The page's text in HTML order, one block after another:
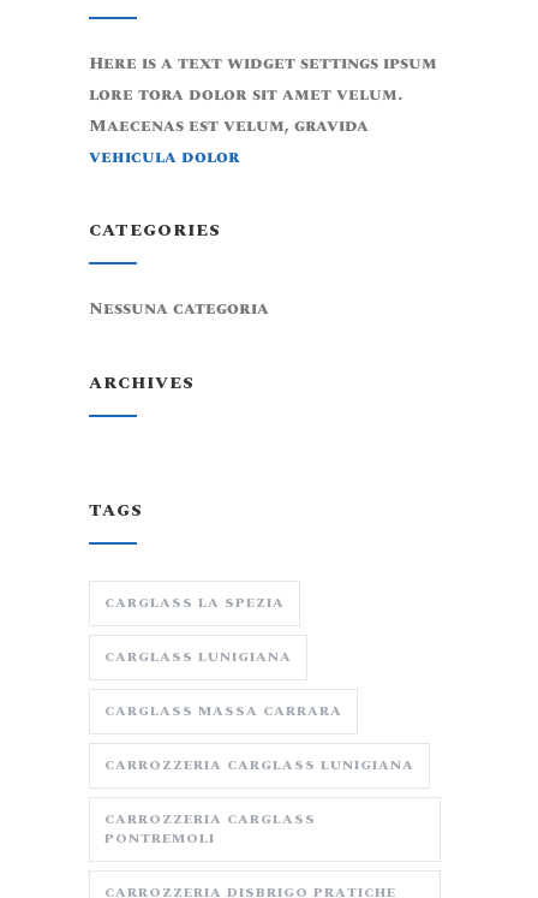
Here is a text widget settings ipsum
lore tora dolor sit amet velum.
Maecenas est velum, gravida
vehicula dolor
CATEGORIES
Nessuna categoria
ARCHIVES
TAGS
CARGLASS LA SPEZIA
CARGLASS LUNIGIANA
CARGLASS MASSA CARRARA
CARROZZERIA CARGLASS LUNIGIANA
CARROZZERIA CARGLASS
PONTREMOLI
CARROZZERIA DISBRIGO PRATICHE